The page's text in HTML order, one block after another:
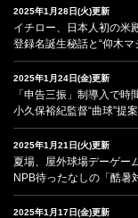
2025年1月28日(火)更新
イチロー、日本人初の米
登録名誕生秘話と“仰木マ
2025年1月24日(金)更新
「申告三振」制導入で時
小久保裕紀監督“曲球”提
2025年1月21日(火)更新
夏場、屋外球場デーゲー
NPB待ったなしの「酷暑
2025年1月17日(金)更新